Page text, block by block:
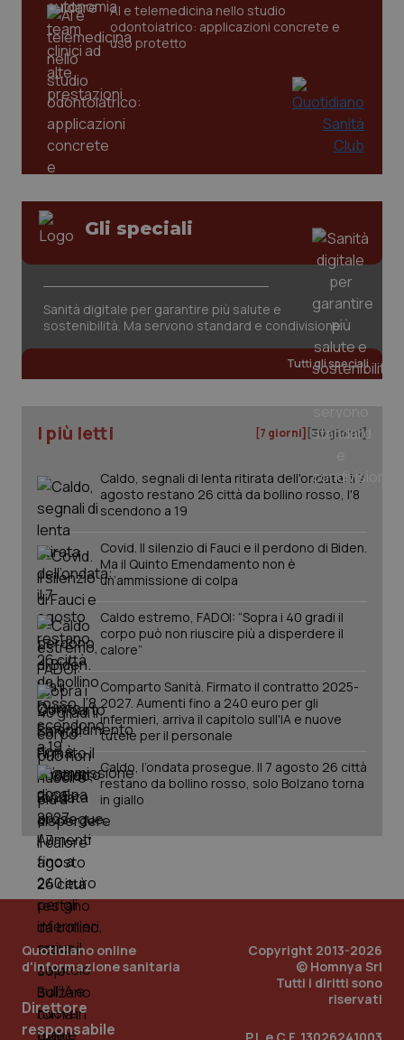
AI e telemedicina nello studio
odontoiatrico: applicazioni concrete e
uso protetto
Gli speciali
Sanità digitale per garantire più salute e
sostenibilità. Ma servono standard e condivisione
Tutti gli speciali
I più letti [7 giorni] [30 giorni]
Caldo, segnali di lenta ritirata dell'ondata: il 7
agosto restano 26 città da bollino rosso, l'8
scendono a 19
Covid. Il silenzio di Fauci e il perdono di Biden.
Ma il Quinto Emendamento non è
un’ammissione di colpa
Caldo estremo, FADOI: “Sopra i 40 gradi il
corpo può non riuscire più a disperdere il
calore”
Comparto Sanità. Firmato il contratto 2025-
2027. Aumenti fino a 240 euro per gli
infermieri, arriva il capitolo sull'IA e nuove
tutele per il personale
Caldo, l’ondata prosegue. Il 7 agosto 26 città
restano da bollino rosso, solo Bolzano torna
in giallo
Quotidiano online
d'informazione sanitaria
Direttore
responsabile
Copyright 2013-2026
© Homnya Srl
Tutti i diritti sono
riservati
tracking-sites-ironfish-
session-id
_ga
PHPSESSID
www.quotidianosanita.it
_ga_KM60CM4NPH
mese